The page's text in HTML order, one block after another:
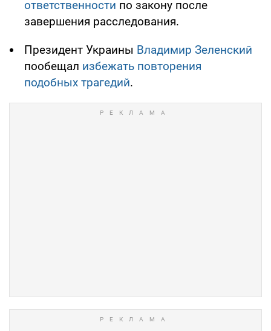
ответственности по закону после
завершения расследования.
Президент Украины Владимир Зеленский
пообещал избежать повторения
подобных трагедий.